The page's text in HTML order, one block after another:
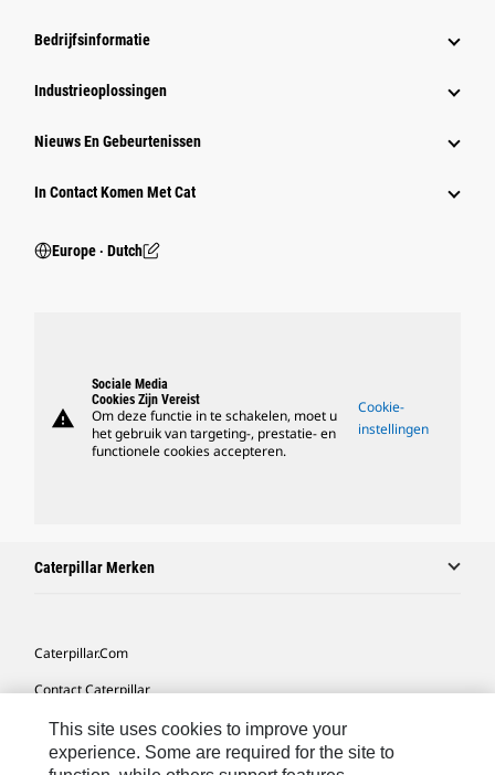
Bedrijfsinformatie
Industrieoplossingen
Nieuws En Gebeurtenissen
In Contact Komen Met Cat
Europe ‧ Dutch
warning
Sociale Media
Cookies Zijn Vereist
Om deze functie in te schakelen, moet u
het gebruik van targeting-, prestatie- en
functionele cookies accepteren.
Cookie-
instellingen
Caterpillar Merken
Caterpillar.com
Contact Caterpillar
Mijn Marketingvoorkeuren
Site Map
This site uses cookies to improve your
experience. Some are required for the site to